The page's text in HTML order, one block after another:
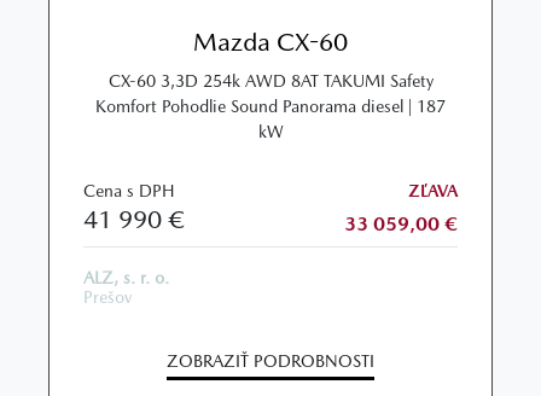
Mazda CX-60
CX-60 3,3D 254k AWD 8AT TAKUMI Safety
Komfort Pohodlie Sound Panorama diesel | 187
kW
Cena s DPH
41 990 €
ZĽAVA
33 059,00 €
ALZ, s. r. o.
Prešov
ZOBRAZIŤ PODROBNOSTI